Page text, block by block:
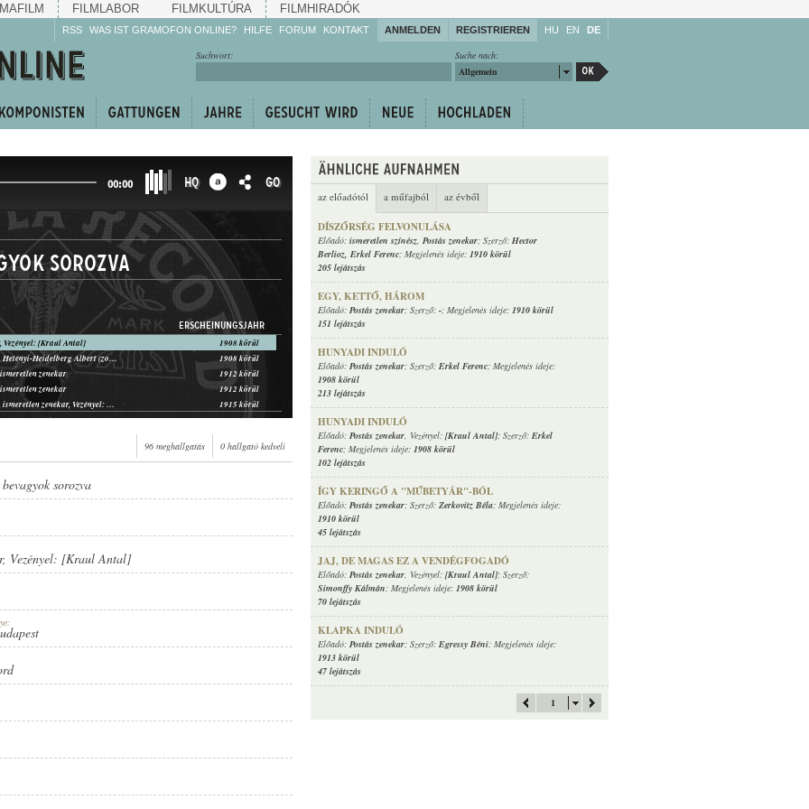
MAFILM FILMLABOR FILMKULTÚRA FILMHIRADÓK
RSS WAS IST GRAMOFON ONLINE? HILFE
Machen Sie mit!
weiter!
FORUM KONTAKT ANMELDEN REGISTRIEREN HU EN DE
Suche nach:
Allgemein
Suchwort:
az előadótól a műfajból az évből
DÍSZŐRSÉG FELVONULÁSA
Előadó: ismeretlen színész, Postás zenekar; Szerző: Hector
Berlioz, Erkel Ferenc; Megjelenés ideje: 1910 körül
205 lejátszás
EGY, KETTŐ, HÁROM
Előadó: Postás zenekar; Szerző: -; Megjelenés ideje: 1910 körül
151 lejátszás
HUNYADI INDULÓ
Előadó: Postás zenekar; Szerző: Erkel Ferenc; Megjelenés ideje:
1908 körül
213 lejátszás
HUNYADI INDULÓ
Előadó: Postás zenekar, Vezényel: [Kraul Antal]; Szerző: Erkel
Ferenc; Megjelenés ideje: 1908 körül
102 lejátszás
ÍGY KERINGŐ A "MŰBETYÁR"-BÓL
Előadó: Postás zenekar; Szerző: Zerkovitz Béla; Megjelenés ideje:
1910 körül
45 lejátszás
JAJ, DE MAGAS EZ A VENDÉGFOGADÓ
Előadó: Postás zenekar, Vezényel: [Kraul Antal]; Szerző:
Simonffy Kálmán; Megjelenés ideje: 1908 körül
70 lejátszás
KLAPKA INDULÓ
Előadó: Postás zenekar; Szerző: Egressy Béni; Megjelenés ideje:
1913 körül
47 lejátszás
1
00:00 HQ GO
sorozva
ERSCHEINUNGSJAHR
Vezényel: [Kraul Antal]
1908 körül
Rózsa S. Lajos, Hetényi-Heidelberg Albert (zongora)
1908 körül
zenekar
1912 körül
zenekar
1912 körül
Gyárfás Dezső, ismeretlen zenekar, Vezényel: Márkus Alfréd
1915 körül
zenész (zongora)
1915 körül
1915 körül
Józsi cigányzenekara
1918 körül
ismeretlen zenész (zongora)
96 meghallgatás 0 hallgató kedveli
sorozva
, Vezényel: [Kraul Antal]